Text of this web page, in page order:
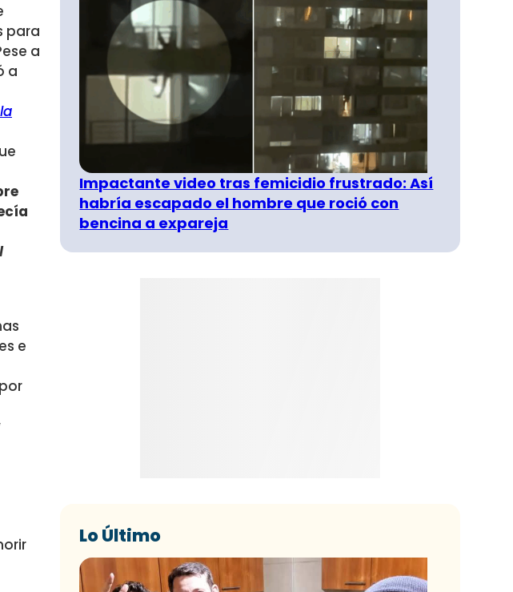
para
a
a
e
Impactante video tras femicidio frustrado: Así
habría escapado el hombre que roció con
bencina a expareja
Lo Último